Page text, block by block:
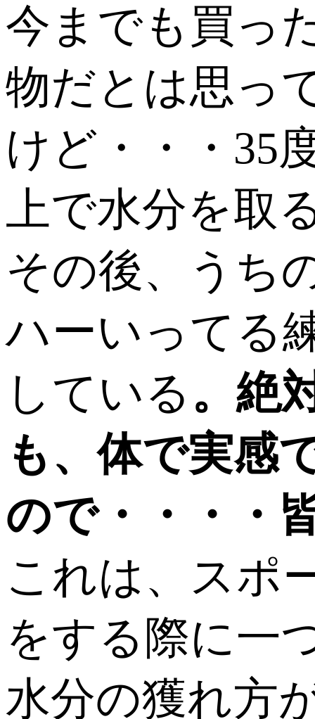
今までも買っ
物だとは思っ
けど・・・35
上で水分を取
その後、うち
ハーいってる
している 。絶
も、体で実感
ので・・・・
これは、スポ
をする際に一
水分の獲れ